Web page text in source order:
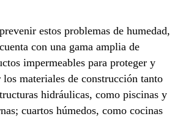
estos problemas de humedad,
con una gama amplia de
impermeables para proteger y
los materiales de construcción tanto
hidráulicas, como piscinas y
cuartos húmedos, como cocinas